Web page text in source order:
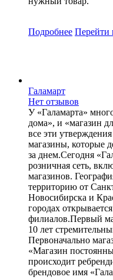
Подробнее Перейти
Галамарт
Нет отзывов
У «Галамарта»
дома», и «магазин
все эти
магазины, которые
за днем.Сегодня
розничная сеть,
магазинов.
территорию от
Новосибирска и
городах
филиалов.Первый
10 лет
Первоначально
«Магазин
происходит
брендовое имя